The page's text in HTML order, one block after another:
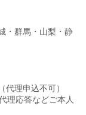
・群馬・山梨・静
理申込不可）
理応答などご本人